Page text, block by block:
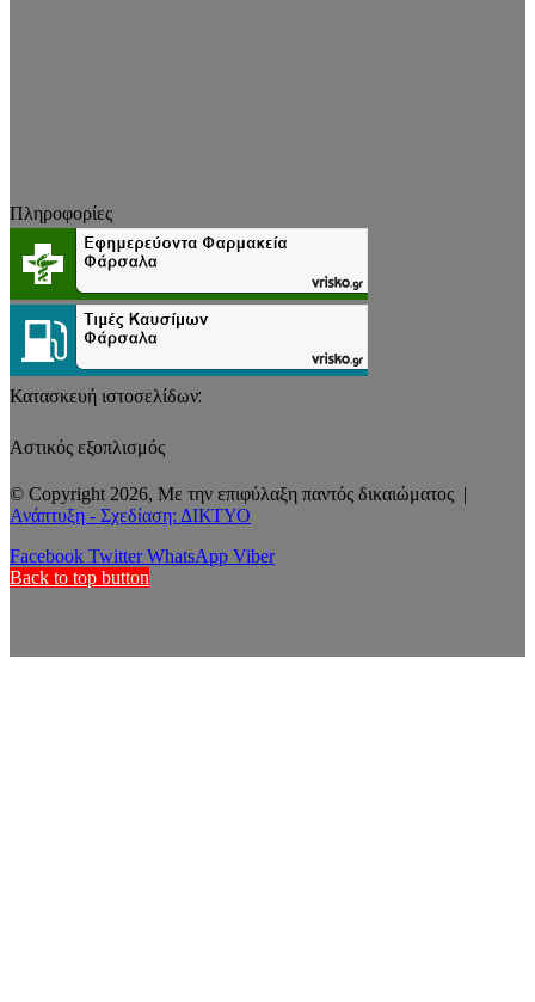
Πληροφορίες
Κατασκευή ιστοσελίδων:
Αστικός εξοπλισμός
© Copyright 2026, Με την επιφύλαξη παντός δικαιώματος |
Ανάπτυξη - Σχεδίαση: ΔΙΚΤΥΟ
Facebook Twitter WhatsApp Viber
Back to top button